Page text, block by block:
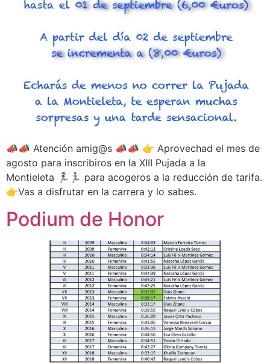
📣📣 Atención amig@s 📣📣 👉 Aprovechad el mes de
agosto para inscribiros en la XIII Pujada a la
Montieleta 🏃‍♀️🏃‍♂️ para acogeros a la reducción de tarifa.
👉Vas a disfrutar en la carrera y lo sabes.
Podium de Honor